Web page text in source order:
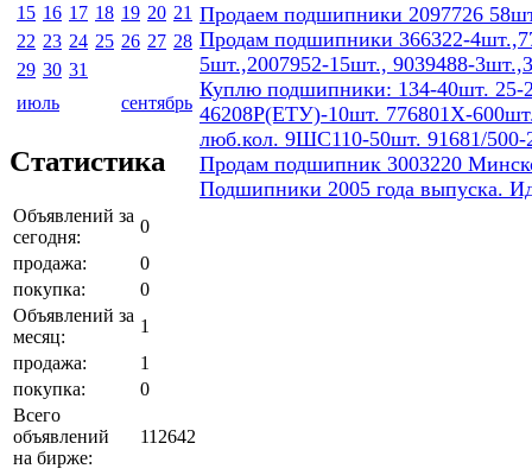
15 16 17 18 19 20 21
22 23 24 25 26 27 28
29 30 31
июль
сентябрь
Статистика
Объявлений за
сегодня:
0
продажа:
0
покупка:
0
Объявлений за
месяц:
1
продажа:
1
покупка:
0
Всего
объявлений
на бирже:
112642
Продаем подшипники 2097726
Продам подшипники 366322-
5шт.,2007952-15шт., 9039488-
Куплю подшипники: 134-40шт.
46208Р(ЕТУ)-10шт. 776801Х-
люб.кол. 9ШС110-50шт. 91681/500-
Продам подшипник 3003220
Подшипники 2005 года выпуска.